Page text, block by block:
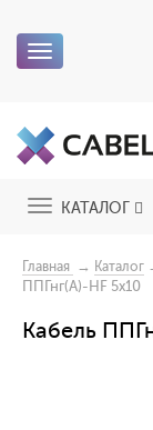
Toggle
ToggleКАТАЛОГ
Главная → Каталог
ППГнг(А)-HF 5x10
Кабель